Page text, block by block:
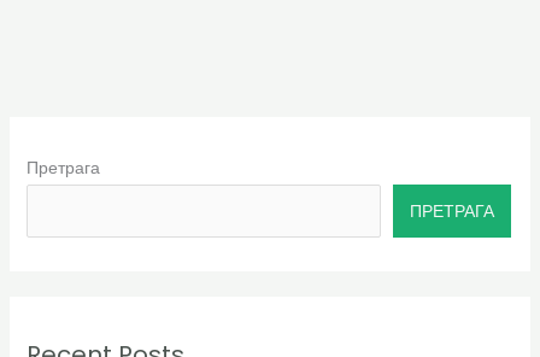
Претрага
ПРЕТРАГА